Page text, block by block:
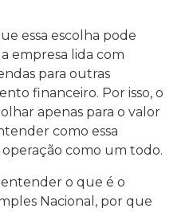
essa escolha pode
empresa lida com
para outras
financeiro. Por isso, o
apenas para o valor
como essa
como um todo.
o que é o
Nacional, por que